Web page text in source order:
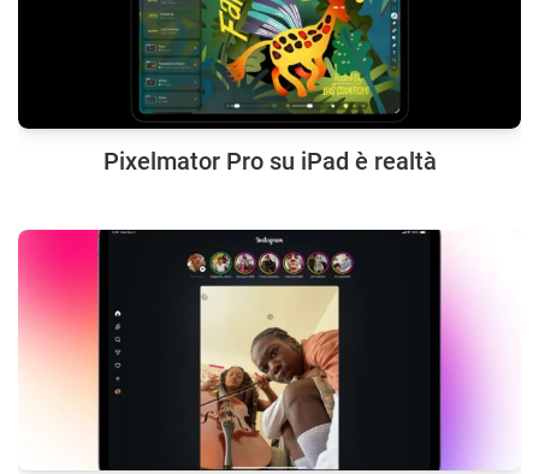
Pixelmator Pro su iPad è realtà